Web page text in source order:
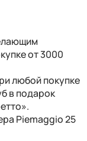
от 3000
любой покупке
в подарок
Piemaggio 25